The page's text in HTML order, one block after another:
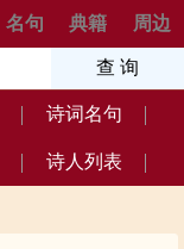
周边
典籍
名句
诗词名句
诗人列表